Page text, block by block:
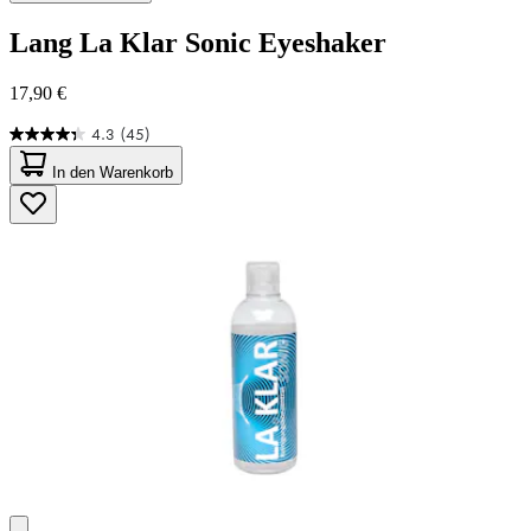
Lang La Klar Sonic Eyeshaker
17,90 €
4.3 (45)
4.3
von
5
Sternen.
45
In den Warenkorb